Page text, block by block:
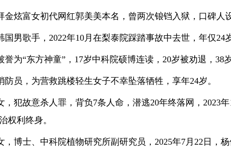
金炫富女初代网红郭美美本名，曾两次锒铛入狱，口碑人
国男歌手，2022年10月在梨泰院踩踏事故中去世，年仅24
誉为“东方神童”，17岁中科院硕博连读，20岁被劝退，38
防员，为营救跳楼轻生女子不幸坠落牺牲，享年24岁。
，犯故意杀人罪，背负7条人命，潜逃20年终落网，2023
权利终身。
，博士、中科院植物研究所副研究员，2025年7月22日，